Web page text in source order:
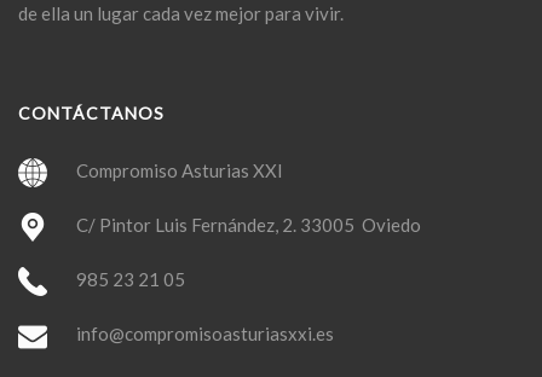
de ella un lugar cada vez mejor para vivir.
CONTÁCTANOS
Compromiso Asturias XXI
C/ Pintor Luis Fernández, 2. 33005 Oviedo
985 23 21 05
info@compromisoasturiasxxi.es